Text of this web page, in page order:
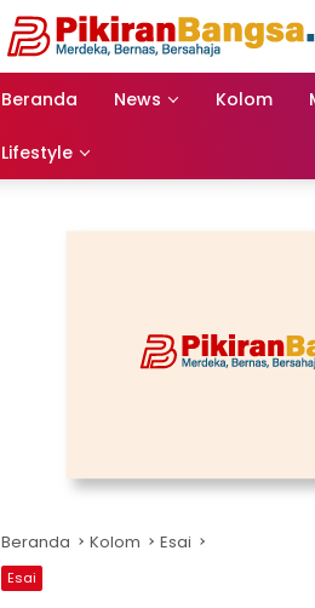
Beranda News Kolom
Lifestyle
Beranda Kolom Esai
Esai